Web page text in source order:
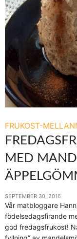
FRUKOST-
MED
SEPTEMBER 30, 2016
Vår matbloggare
födelsedagsfirande
god fredagsfrukost!